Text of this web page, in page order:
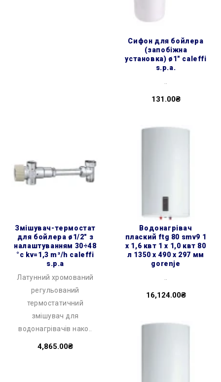
сифон для бойлера
(запобіжна
установка) ø1″ caleffi
s.p.a.
131.00₴
змішувач-термостат
для бойлера ø1/2″ з
налаштуванням 30÷48
°c kv=1,3 m³/h caleffi
s.p.a
Латунний хромований
регульований
термостатичний
змішувач для
водонагрівачів нако..
4,865.00₴
водонагрівач
плаский ftg 80 smv9 1
х 1,6 квт 1 х 1,0 квт 80
л 1350 x 490 x 297 мм
gorenje
16,124.00₴